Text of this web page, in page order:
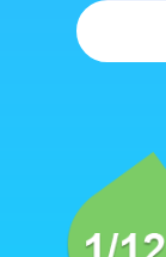
DRM